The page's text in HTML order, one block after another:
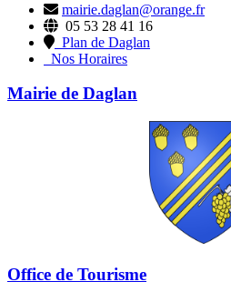
mairie.daglan@orange.fr
05 53 28 41 16
Plan de Daglan
Nos Horaires
Mairie de Daglan
Office de Tourisme